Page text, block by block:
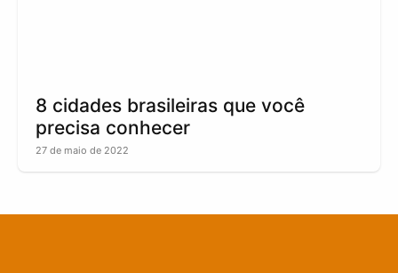
8 cidades brasileiras que você
precisa conhecer
27 de maio de 2022